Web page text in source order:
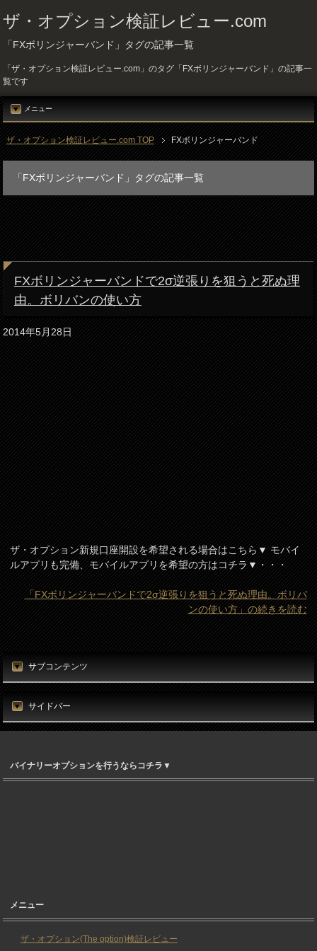
ザ・オプション検証レビュー.com
「FXボリンジャーバンド」タグの記事一覧
「ザ・オプション検証レビュー.com」のタグ「FXボリンジャーバンド」の記事一
覧です
メニュー
ザ・オプション検証レビュー.com TOP FXボリンジャーバンド
「FXボリンジャーバンド」タグの記事一覧
FXボリンジャーバンドで2σ逆張りを狙うと死ぬ理
由。ボリバンの使い方
2014年5月28日
ザ・オプション新規口座開設を希望される場合はこちら▼ モバイ
ルアプリも完備、モバイルアプリを希望の方はコチラ▼・・・
「FXボリンジャーバンドで2σ逆張りを狙うと死ぬ理由。ボリバ
ンの使い方」の続きを読む
サブコンテンツ
サイドバー
バイナリーオプションを行うならコチラ▼
メニュー
ザ・オプション(The option)検証レビュー